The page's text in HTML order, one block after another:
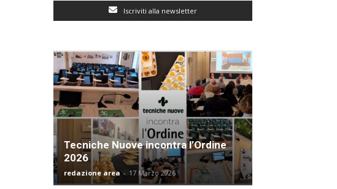
Iscriviti alla newsletter
Tecniche Nuove incontra l’Ordine
2026
redazione area - 17 Marzo 2026